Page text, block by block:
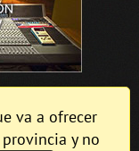
va a ofrecer
y no